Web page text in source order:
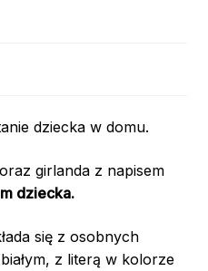
dziecka w domu.
girlanda z napisem
dziecka.
się z osobnych
z literą w kolorze